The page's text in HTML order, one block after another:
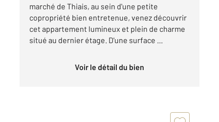
marché de Thiais, au sein d'une petite
copropriété bien entretenue, venez découvrir
cet appartement lumineux et plein de charme
situé au dernier étage. D'une surface ...
Voir le détail du bien